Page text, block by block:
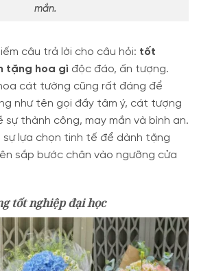
mắn.
câu trả lời cho câu hỏi: tốt
tặng hoa gì độc đáo, ấn tượng.
cát tường cũng rất đáng để
như tên gọi đầy tâm ý, cát tượng
sự thành công, may mắn và bình an.
sự lựa chọn tinh tế để dành tặng
sắp bước chân vào ngưỡng cửa
tốt nghiệp đại học